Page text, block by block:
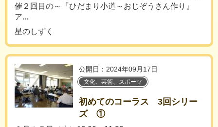
催２回目の～『ひだまり小道～おじぞうさん作り』
ア...
星のしずく
公開日：2024年09月17日
文化、芸術、スポーツ
初めてのコーラス 3回シリー
ズ ①